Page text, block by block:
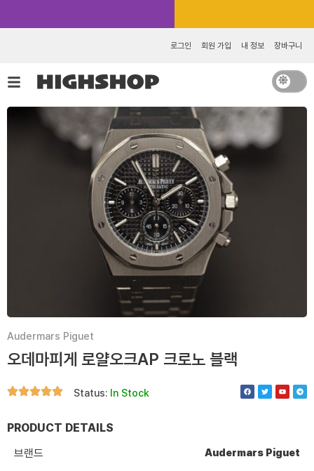
건
너
뛰
로그인 회원 가입 내 정보 장바구니
Audermars Piguet
오데마피게 로얄오크AP 크로노 블랙
Status: In Stock
F
a
c
T
w
i
Y
o
u
T
e
l
PRODUCT DETAILS
브랜드
Audermars Piguet